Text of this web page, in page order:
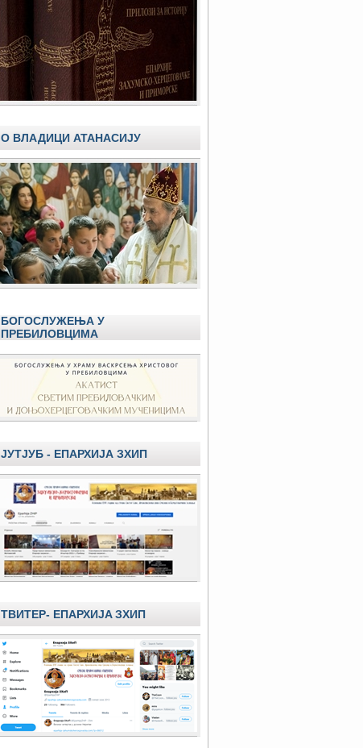
О ВЛАДИЦИ АТАНАСИЈУ
БОГОСЛУЖЕЊА У
ПРЕБИЛОВЦИМА
ЈУТЈУБ - ЕПАРХИЈА ЗХИП
ТВИТЕР- ЕПАРХИЈA ЗХИП